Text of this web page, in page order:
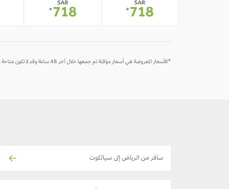
SAR
718
*
SAR
718
*
*الأسعار المعروضة هي أسعار مؤقتة تم جمعها خلال آخر 48 ساعة وقد لا تكون متاحة وقت الحجز
سافر من الرياض إلى سيالكوت